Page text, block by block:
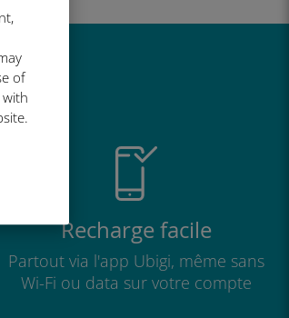
of
Recharge facile
Partout via l'app Ubigi, même sans
Wi-Fi ou data sur votre compte